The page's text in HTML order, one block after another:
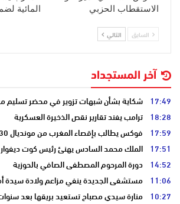
الاستقطاب الحزبي
المائية
السابق التالي
آخر المستجداد
17:49 شكاية بشأن شبهات تزوير في محضر تسليم
18:28 ترامب يفند تقارير نقص الذخيرة العسكرية
17:59 فوكس يطالب بإقصاء المغرب من مونديال 2030
17:51 الملك محمد السادس يهنئ رئيس كوت ديفوار
14:52 دورة المرحوم المصطفى الصافي بالحوزية
11:06 مستشفى الجديدة ينفي مزاعم ولادة سيدة
10:27 منارة سيدي مصباح تستعيد بريقها بعد